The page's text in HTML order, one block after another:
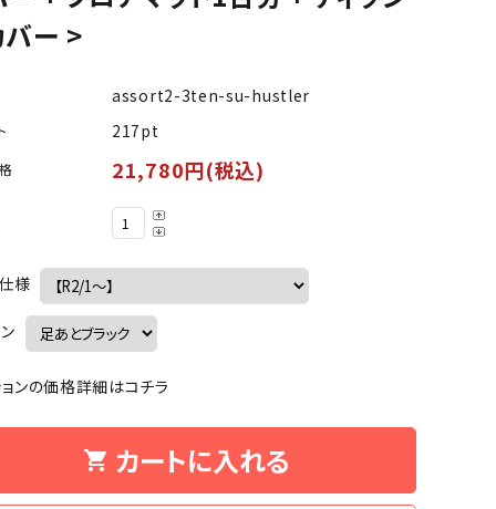
バー >
assort2-3ten-su-hustler
217pt
21,780円(税込)
様
ンの価格詳細はコチラ
shopping_cart カートに入れる